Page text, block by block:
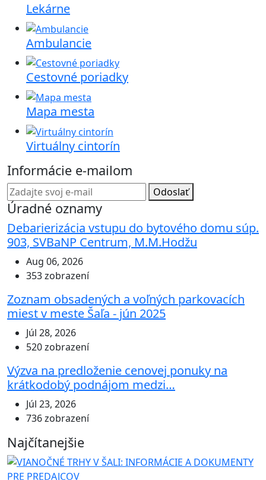
Lekárne
Ambulancie
Cestovné poriadky
Mapa mesta
Virtuálny cintorín
Informácie e-mailom
Odoslať
Úradné oznamy
Debarierizácia vstupu do bytového domu súp.
903, SVBaNP Centrum, M.M.Hodžu
Aug 06, 2026
353 zobrazení
Zoznam obsadených a voľných parkovacích
miest v meste Šaľa - jún 2025
Júl 28, 2026
520 zobrazení
Výzva na predloženie cenovej ponuky na
krátkodobý podnájom medzi…
Júl 23, 2026
736 zobrazení
Najčítanejšie